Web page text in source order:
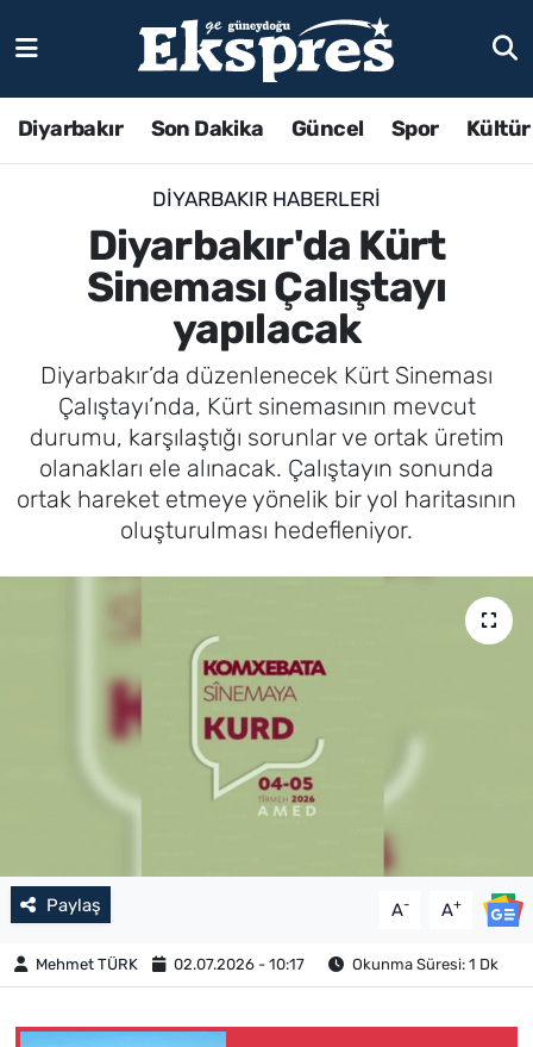
Diyarbakır Son Dakika Güncel Spor
DIYARBAKIR HABERLERI
Diyarbakır'da Kürt
Sineması Çalıştayı
yapılacak
Diyarbakır’da düzenlenecek Kürt Sineması
Çalıştayı’nda, Kürt sinemasının mevcut
durumu, karşılaştığı sorunlar ve ortak üretim
olanakları ele alınacak. Çalıştayın sonunda
ortak hareket etmeye yönelik bir yol haritasının
oluşturulması hedefleniyor.
Paylaş A- A+
Mehmet TÜRK 02.07.2026 - 10:17 Okunma Süresi: 1 Dk